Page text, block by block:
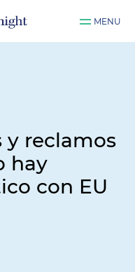
MENU
reclamos
hay
con EU